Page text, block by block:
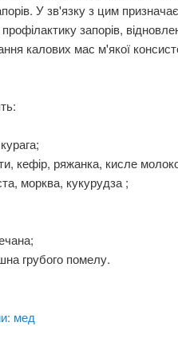
У зв'язку з цим
запорів,
калових мас м'якої
кефір, ряжанка, кисле
морква, кукурудза ;
грубого помелу.
мед